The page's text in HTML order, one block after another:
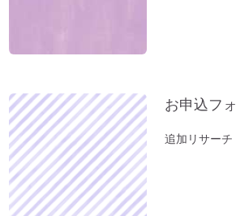
け」セミナー
１分間、美しい音色をお楽
オルゴール療法の音
「初詣」もいいけれど、年
が吉。「年末詣」「大祓（
のススメ。
お申込フ
追加リサーチ